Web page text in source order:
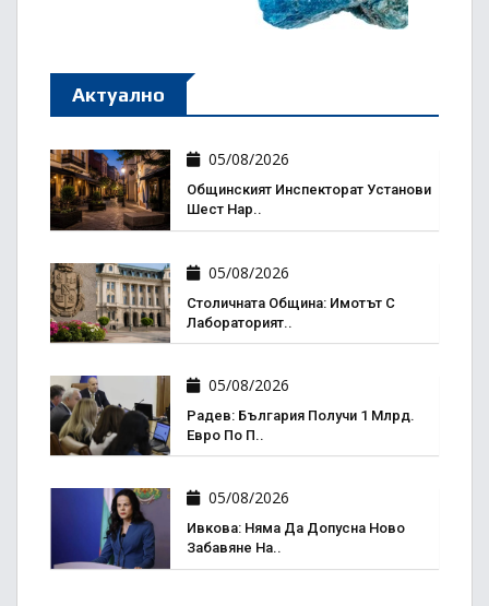
Актуално
05/08/2026
Общинският Инспекторат Установи
Шест Нар..
05/08/2026
Столичната Община: Имотът С
Лабораторият..
05/08/2026
Радев: България Получи 1 Млрд.
Евро По П..
05/08/2026
Ивкова: Няма Да Допусна Ново
Забавяне На..